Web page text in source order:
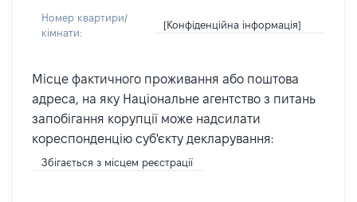
Номер квартири/
кімнати:
[Конфіденційна інформація]
Місце фактичного проживання або поштова
адреса, на яку Національне агентство з питань
запобігання корупції може надсилати
кореспонденцію суб'єкту декларування:
Збігається з місцем реєстрації